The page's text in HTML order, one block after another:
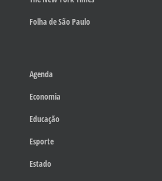
Folha de São Paulo
Agenda
Economia
Educação
Esporte
Estado